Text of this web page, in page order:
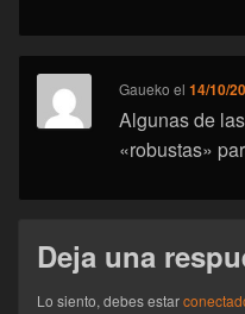
Gaueko el14/10/
Algunas de
«robustas»
Deja una
Lo siento, debes estar